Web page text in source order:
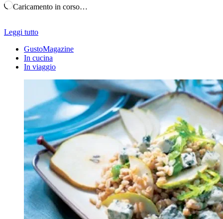
Caricamento in corso…
Leggi tutto
GustoMagazine
In cucina
In viaggio